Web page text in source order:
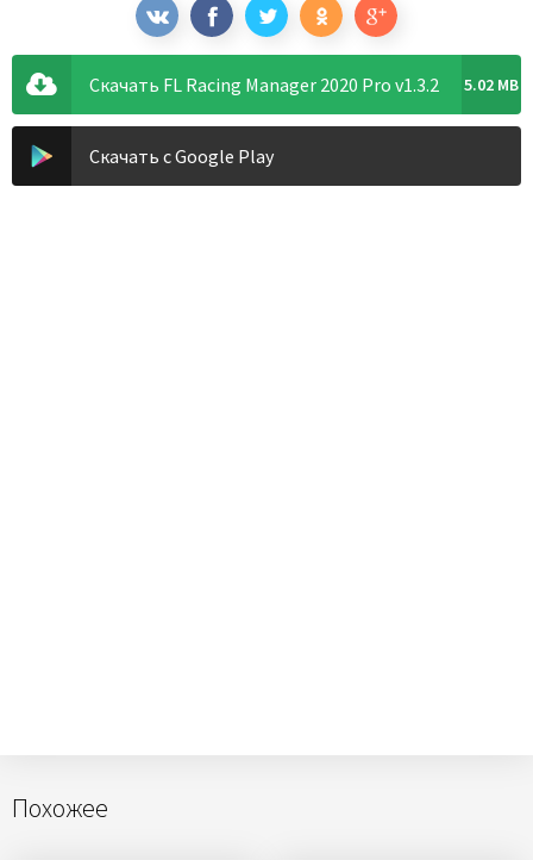
Скачать FL Racing Manager 2020 Pro v1.3.2 5.02 MB
Скачать с Google Play
Похожее